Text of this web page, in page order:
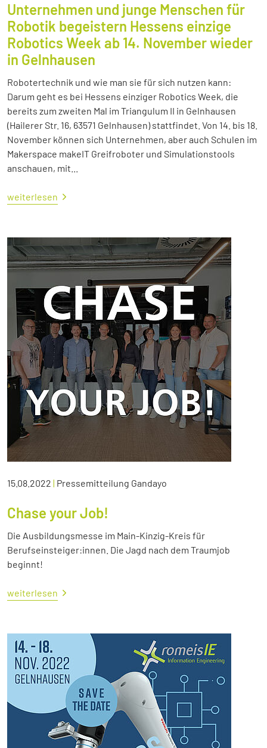
Unternehmen und junge Menschen für
Robotik begeistern Hessens einzige
Robotics Week ab 14. November wieder
in Gelnhausen
Robotertechnik und wie man sie für sich nutzen kann:
Darum geht es bei Hessens einziger Robotics Week, die
bereits zum zweiten Mal im Triangulum II in Gelnhausen
(Hailerer Str. 16, 63571 Gelnhausen) stattfindet. Von 14. bis 18.
November können sich Unternehmen, aber auch Schulen im
Makerspace makeIT Greifroboter und Simulationstools
anschauen, mit...
weiterlesen
15.08.2022 | Pressemitteilung Gandayo
Chase your Job!
Die Ausbildungsmesse im Main-Kinzig-Kreis für
Berufseinsteiger:innen. Die Jagd nach dem Traumjob
beginnt!
weiterlesen